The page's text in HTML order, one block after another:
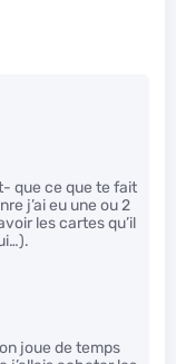
que ce que te fait
j’ai eu une ou 2
les cartes qu’il
joue de temps